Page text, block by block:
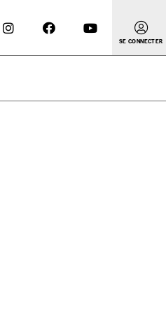
SE CONNECTER
le prix qu’il estime juste. Dans
vous-mêmes le coût de
selon vos moyens et